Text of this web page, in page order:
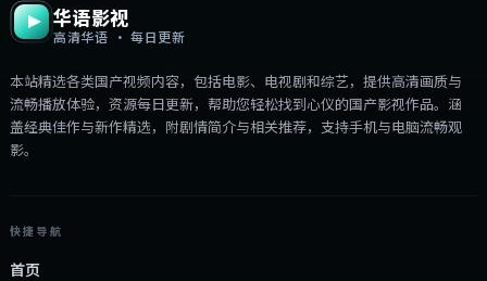
华语影视
高清华语 · 每日更新
本站精选各类国产视频内容，包括电影、电视剧和综艺，提供高清画质与
流畅播放体验，资源每日更新，帮助您轻松找到心仪的国产影视作品。涵
盖经典佳作与新作精选，附剧情简介与相关推荐，支持手机与电脑流畅观
影。
快捷导航
首页